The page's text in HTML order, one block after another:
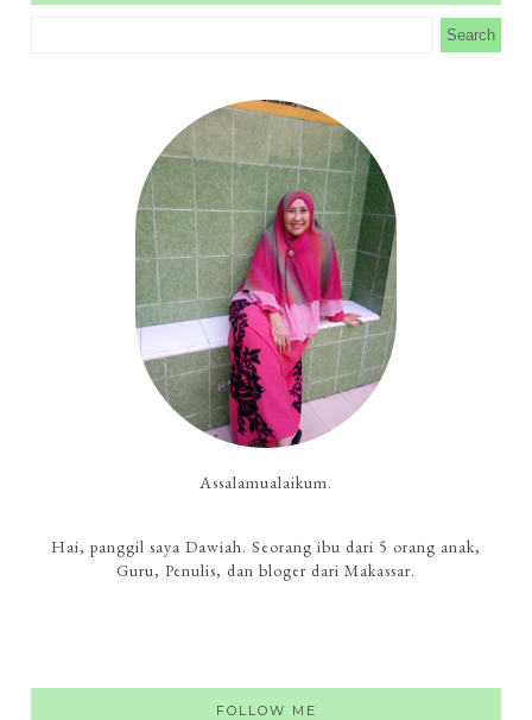
Assalamualaikum.
Hai, panggil saya Dawiah. Seorang ibu dari 5 orang anak,
Guru, Penulis, dan bloger dari Makassar.
FOLLOW ME